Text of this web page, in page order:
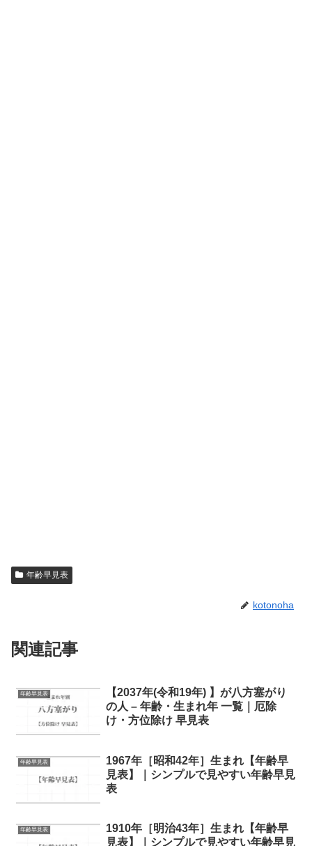
年齢早見表
kotonoha
関連記事
年齢早見表
【2037年(令和19年) 】が八方塞がり
の人 – 年齢・生まれ年 一覧｜厄除
け・方位除け 早見表
年齢早見表
1967年［昭和42年］生まれ【年齢早
見表】｜シンプルで見やすい年齢早見
表
年齢早見表
1910年［明治43年］生まれ【年齢早
見表】｜シンプルで見やすい年齢早見